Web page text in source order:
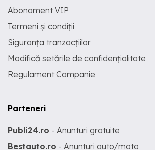
Abonament VIP
Termeni și condiții
Siguranța tranzacțiilor
Modifică setările de confidențialitate
Regulament Campanie
Parteneri
Publi24.ro - Anunturi gratuite
Bestauto.ro - Anunturi auto/moto